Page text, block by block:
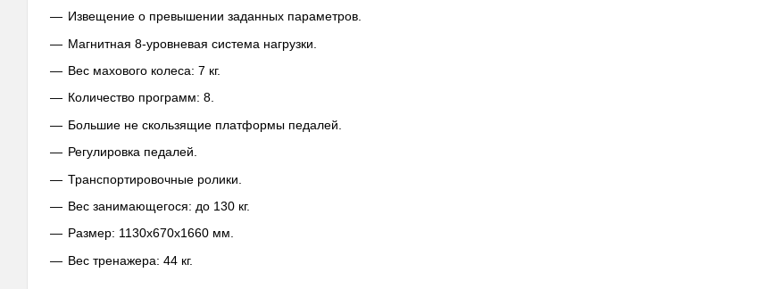
Извещение о превышении заданных параметров.
Магнитная 8-уровневая система нагрузки.
Вес махового колеса: 7 кг.
Количество программ: 8.
Большие не скользящие платформы педалей.
Регулировка педалей.
Транспортировочные ролики.
Вес занимающегося: до 130 кг.
Размер: 1130x670x1660 мм.
Вес тренажера: 44 кг.